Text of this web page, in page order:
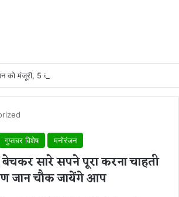
को मंजूरी, 5 वर्षों में 500 करोड़ रुपये होंगे खर्च
गुप्तचर विशेष मनोरंजन
बेचकर सारे सपने पूरा करना चाहती
जान चौक जायेंगे आप